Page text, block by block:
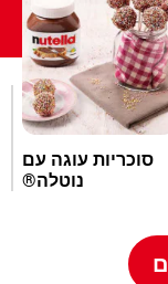
סוכריות עוגה עם
נוטלה®